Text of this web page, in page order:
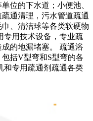
位的下水道；小便池、
通清理，污水管道疏通
、清洁球等各类软硬物
专用技术设备，专业疏
的地漏堵塞。 疏通浴
括V型弯和S型弯的各
和专用疏通剂疏通各类